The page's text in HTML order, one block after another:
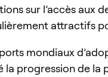
sur l’accès aux
attractifs
mondiaux
la progression de la